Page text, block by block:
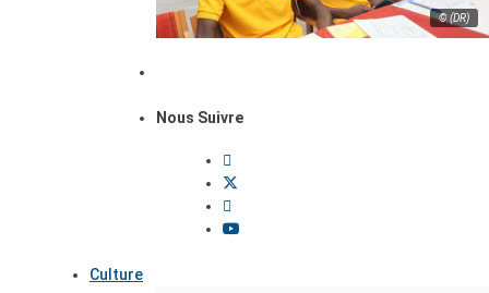
© (DR)
Nous Suivre
Culture